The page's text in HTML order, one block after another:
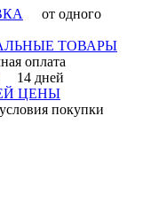
от одного
ТОВАРЫ
оплата
14 дней
ЦЕНЫ
покупки